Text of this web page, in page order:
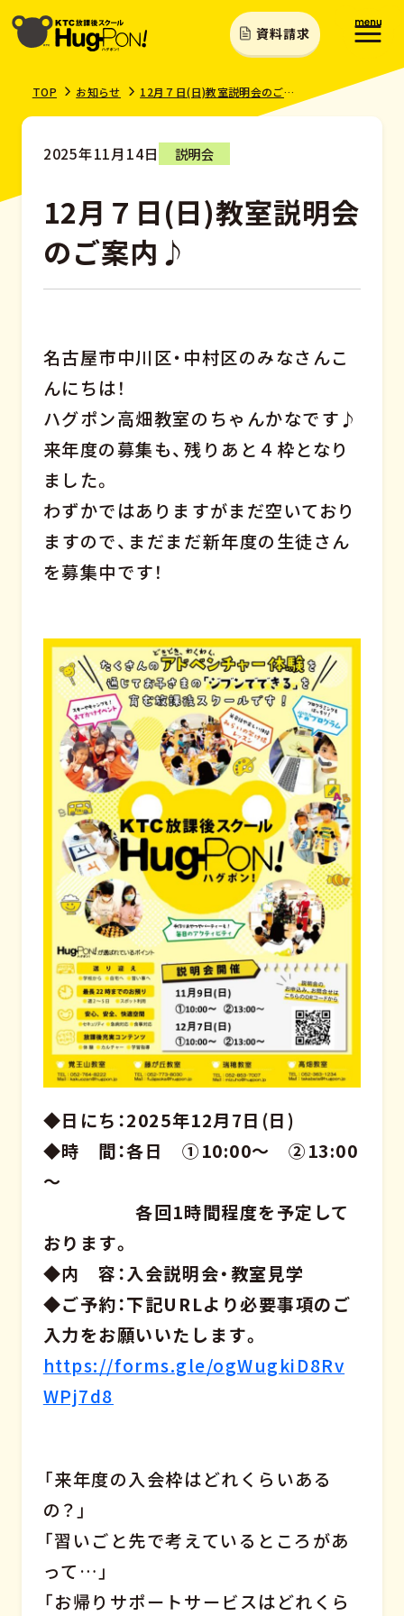
資料請求
TOP お知らせ 12月７日(日)教室説明会のご案内♪
2025年11月14日 説明会
12月７日(日)教室説明会
のご案内♪
名古屋市中川区・中村区のみなさんこ
んにちは！
ハグポン高畑教室のちゃんかなです♪
来年度の募集も、残りあと４枠となり
ました。
わずかではありますがまだ空いており
ますので、まだまだ新年度の生徒さん
を募集中です！
◆日にち：2025年12月7日(日)
◆時 間：各日 ①10:00～ ②13:00
～
各回1時間程度を予定して
おります。
◆内 容：入会説明会・教室見学
◆ご予約：下記URLより必要事項のご
入力をお願いいたします。
https://forms.gle/ogWugkiD8Rv
WPj7d8
「来年度の入会枠はどれくらいある
の？」
「習いごと先で考えているところがあ
って…」
「お帰りサポートサービスはどれくら